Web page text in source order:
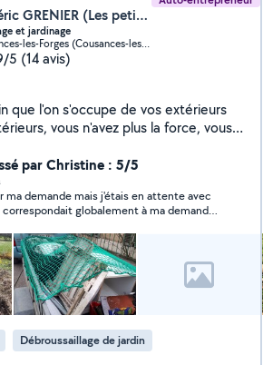
Frédéric GRENIER (Les petits travaux de fred)
et jardinage
Cousances-les-Forges (Cousances-les-Forges)
5 (14 avis)
que l'on s'occupe de vos extérieurs
vous n'avez plus la force, vous
N'hésitez pas à me contacter. Devis
services à la personne.
par Christine : 5/5
ma demande mais j'étais en attente avec
globalement à ma demande
Débroussaillage de jardin